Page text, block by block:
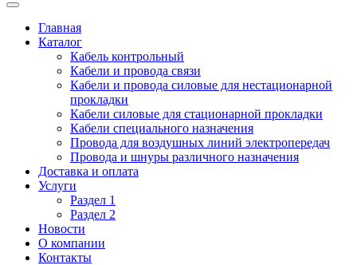
Главная
Каталог
Кабель контрольный
Кабели и провода связи
Кабели и провода силовые для нестационарной
прокладки
Кабели силовые для стационарной прокладки
Кабели специального назначения
Провода для воздушных линий электропередач
Провода и шнуры различного назначения
Доставка и оплата
Услуги
Раздел 1
Раздел 2
Новости
О компании
Контакты